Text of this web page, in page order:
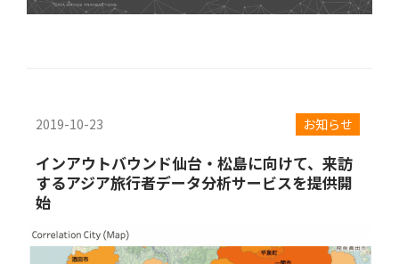
2019-10-23 お知らせ
インアウトバウンド仙台・松島に向けて、来訪
するアジア旅行者データ分析サービスを提供開
始